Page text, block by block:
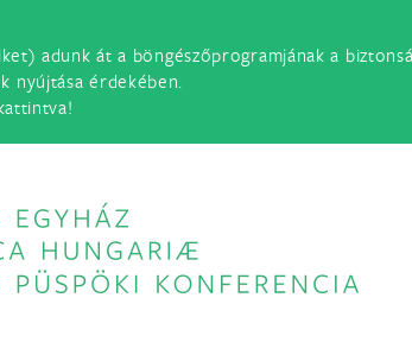
adunk át a böngészőprogramjának a
nyújtása érdekében.